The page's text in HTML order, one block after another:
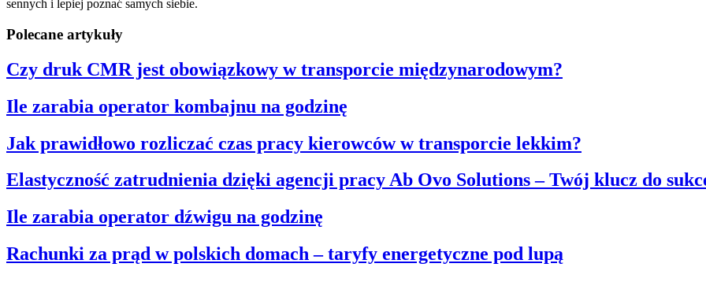
sennych i lepiej poznać samych siebie.
Polecane artykuły
Czy druk CMR jest obowiązkowy w transporcie międzynarodowym?
Ile zarabia operator kombajnu na godzinę
Jak prawidłowo rozliczać czas pracy kierowców w transporcie lekkim?
Elastyczność zatrudnienia dzięki agencji pracy Ab Ovo Solutions – Twój klucz do
Ile zarabia operator dźwigu na godzinę
Rachunki za prąd w polskich domach – taryfy energetyczne pod lupą